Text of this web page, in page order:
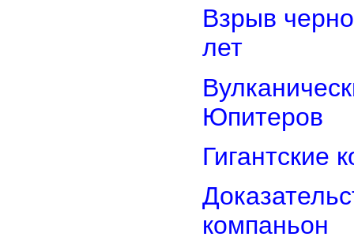
Взрыв
лет
Юпитеров
Гигантские
компаньон